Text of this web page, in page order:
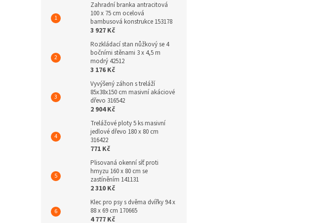
Zahradní branka antracitová
100 x 75 cm ocelová
bambusová konstrukce 153178
3 927 Kč
Rozkládací stan nůžkový se 4
bočními stěnami 3 x 4,5 m
modrý 42512
3 176 Kč
Vyvýšený záhon s treláží
85x38x150 cm masivní akáciové
dřevo 316542
2 904 Kč
Trelážové ploty 5 ks masivní
jedlové dřevo 180 x 80 cm
316422
771 Kč
Plisovaná okenní síť proti
hmyzu 160 x 80 cm se
zastíněním 141131
2 310 Kč
Klec pro psy s dvěma dvířky 94 x
88 x 69 cm 170665
4 777 Kč